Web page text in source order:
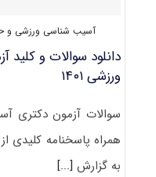
آسیب شناسی ورزشی و
دانلود سوالات و
ورزشی ۱۴۰۱
همراه پاسخنامه
به گزارش[...]